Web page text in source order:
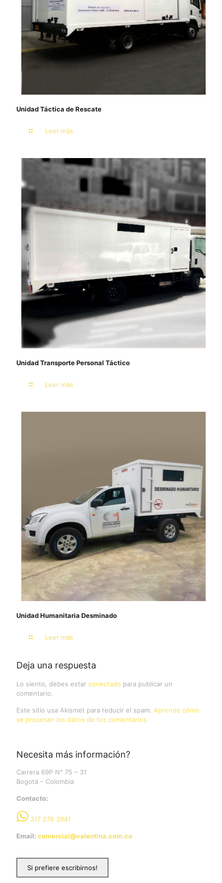
U​nidad Táctica de Rescate
Leer más
Unidad Transporte Personal Táctico
Leer más
Unidad Humanitaria Desminado
Leer más
Deja una respuesta
Lo siento, debes estar conectado para publicar un
comentario.
Este sitio usa Akismet para reducir el spam. Aprende cómo
se procesan los datos de tus comentarios.
Necesita más información?
Carrera 69P N° 75 – 31
Bogotá – Colombia
Contacto:
317 278 3941
Email: comercial@valentina.com.co